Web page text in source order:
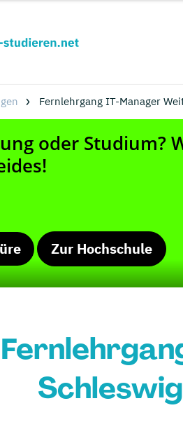
Fernlehrgang IT-Manager
Zur Hochschule